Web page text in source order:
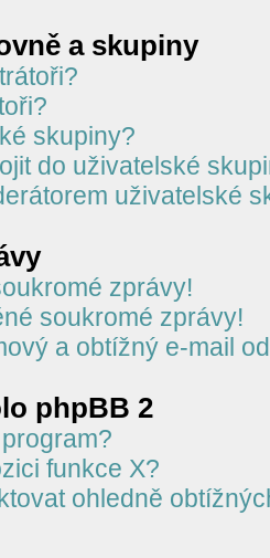
a skupiny
skupiny?
do uživatelské
uživatelské
zprávy!
soukromé zprávy!
a obtížný e-mail
phpBB 2
funkce X?
ohledně